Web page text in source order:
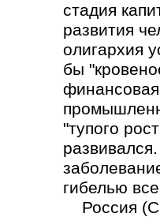
стадия
развития
олигархия
бы
"тупого
гибелью
Россия